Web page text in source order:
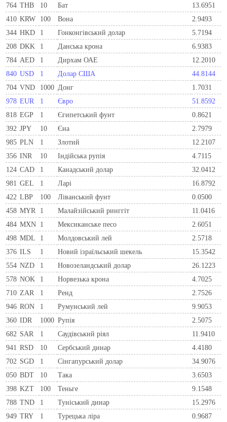
764 THB 10 Бат
13.6951
410 KRW 100 Вона
2.9493
344 HKD 1 Гонконгівський долар
5.7194
208 DKK 1 Данська крона
6.9383
784 AED 1 Дирхам ОАЕ
12.2010
840 USD 1 Долар США
44.8144
704 VND 1000 Донг
1.7031
978 EUR 1 Євро
51.8592
818 EGP 1 Єгипетський фунт
0.8621
392 JPY 10 Єна
2.7979
985 PLN 1 Злотий
12.2107
356 INR 10 Індійська рупія
4.7115
124 CAD 1 Канадський долар
32.0412
981 GEL 1 Ларi
16.8792
422 LBP 100 Ліванський фунт
0.0500
458 MYR 1 Малайзійський ринггіт
11.0416
484 MXN 1 Мексиканське песо
2.6051
498 MDL 1 Молдовський лей
2.5718
376 ILS 1 Новий ізраїльський шекель
15.3542
554 NZD 1 Новозеландський долар
26.1223
578 NOK 1 Норвезька крона
4.7025
710 ZAR 1 Ренд
2.7526
946 RON 1 Румунський лей
9.9053
360 IDR 1000 Рупія
2.5075
682 SAR 1 Саудівський ріял
11.9410
941 RSD 10 Сербський динар
4.4180
702 SGD 1 Сінгапурський долар
34.9076
050 BDT 10 Така
3.6503
398 KZT 100 Теньге
9.1548
788 TND 1 Туніський динар
15.2976
949 TRY 1 Турецька ліра 0.9687